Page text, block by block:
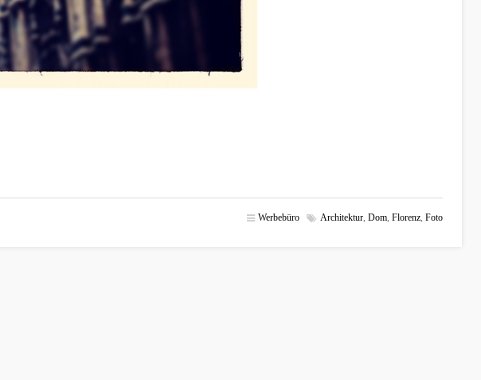
Werbebüro Architektur Dom Florenz Foto